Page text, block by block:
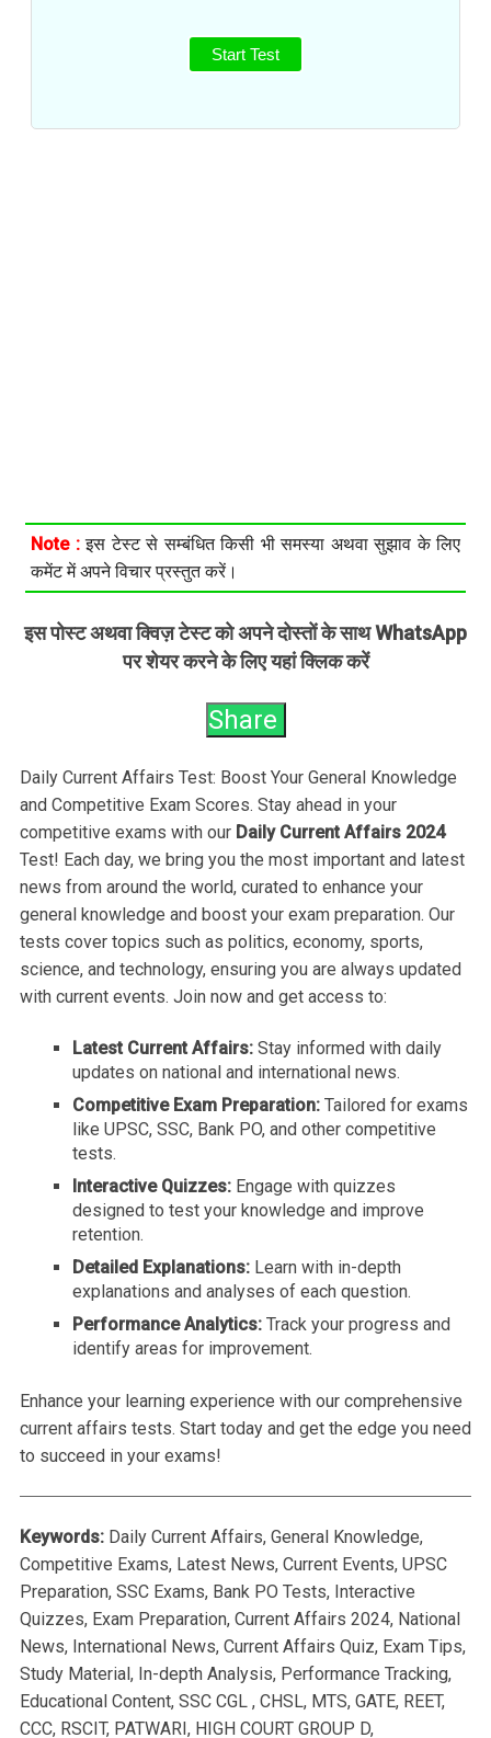
Start Test
Note :इस टेस्ट से सम्बंधित किसी भी समस्या अथवा सुझाव के लिए
कमेंट में अपने विचार प्रस्तुत करें।
इस पोस्ट अथवा क्विज़ टेस्ट को अपने दोस्तों के साथ WhatsApp
पर शेयर करने के लिए यहां क्लिक करें
Share
Daily Current Affairs Test: Boost Your General Knowledge
and Competitive Exam Scores. Stay ahead in your
competitive exams with our Daily Current Affairs 2024
Test! Each day, we bring you the most important and latest
news from around the world, curated to enhance your
general knowledge and boost your exam preparation. Our
tests cover topics such as politics, economy, sports,
science, and technology, ensuring you are always updated
with current events. Join now and get access to:
Latest Current Affairs: Stay informed with daily
updates on national and international news.
Competitive Exam Preparation: Tailored for exams
like UPSC, SSC, Bank PO, and other competitive
tests.
Interactive Quizzes: Engage with quizzes
designed to test your knowledge and improve
retention.
Detailed Explanations: Learn with in-depth
explanations and analyses of each question.
Performance Analytics: Track your progress and
identify areas for improvement.
Enhance your learning experience with our comprehensive
current affairs tests. Start today and get the edge you need
to succeed in your exams!
Keywords: Daily Current Affairs, General Knowledge,
Competitive Exams, Latest News, Current Events, UPSC
Preparation, SSC Exams, Bank PO Tests, Interactive
Quizzes, Exam Preparation, Current Affairs 2024, National
News, International News, Current Affairs Quiz, Exam Tips,
Study Material, In-depth Analysis, Performance Tracking,
Educational Content, SSC CGL , CHSL, MTS, GATE, REET,
CCC, RSCIT, PATWARI, HIGH COURT GROUP D,